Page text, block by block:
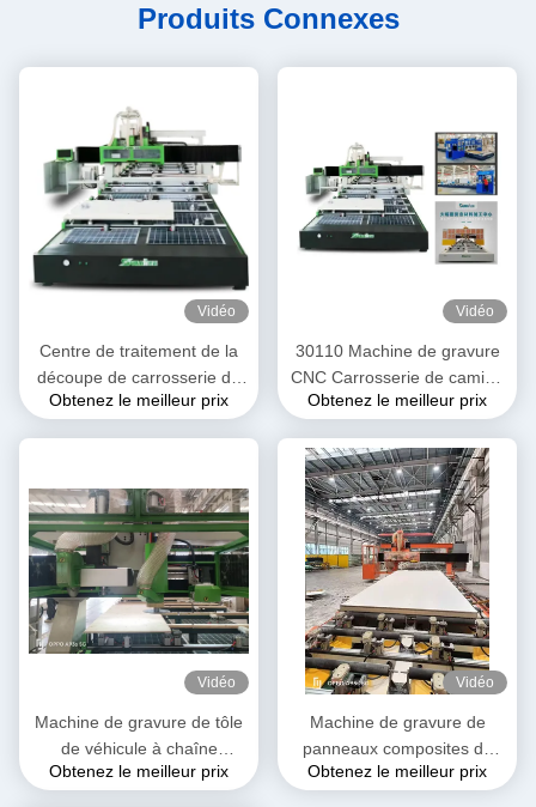
Produits Connexes
Vidéo
Centre de traitement de la
découpe de carrosserie de
véhicule automobile pour
Obtenez le meilleur prix
Vidéo
30110 Machine de gravure
CNC Carrosserie de camion
réfrigérée Carrosserie de
Obtenez le meilleur prix
Vidéo
Machine de gravure de tôle
de véhicule à chaîne
froide/véhicule réfrigéré à
Obtenez le meilleur prix
Vidéo
Machine de gravure de
panneaux composites de
cabines de camions
Obtenez le meilleur prix